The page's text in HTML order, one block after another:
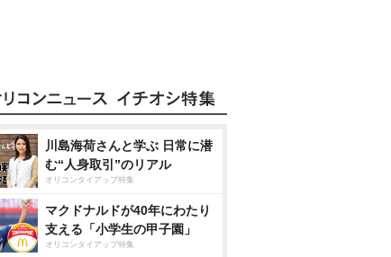
川島海荷さんと学ぶ 日常に潜
む“人身取引”のリアル
オリコンタイアップ特集
マクドナルドが40年にわたり
支える「小学生の甲子園」
オリコンタイアップ特集